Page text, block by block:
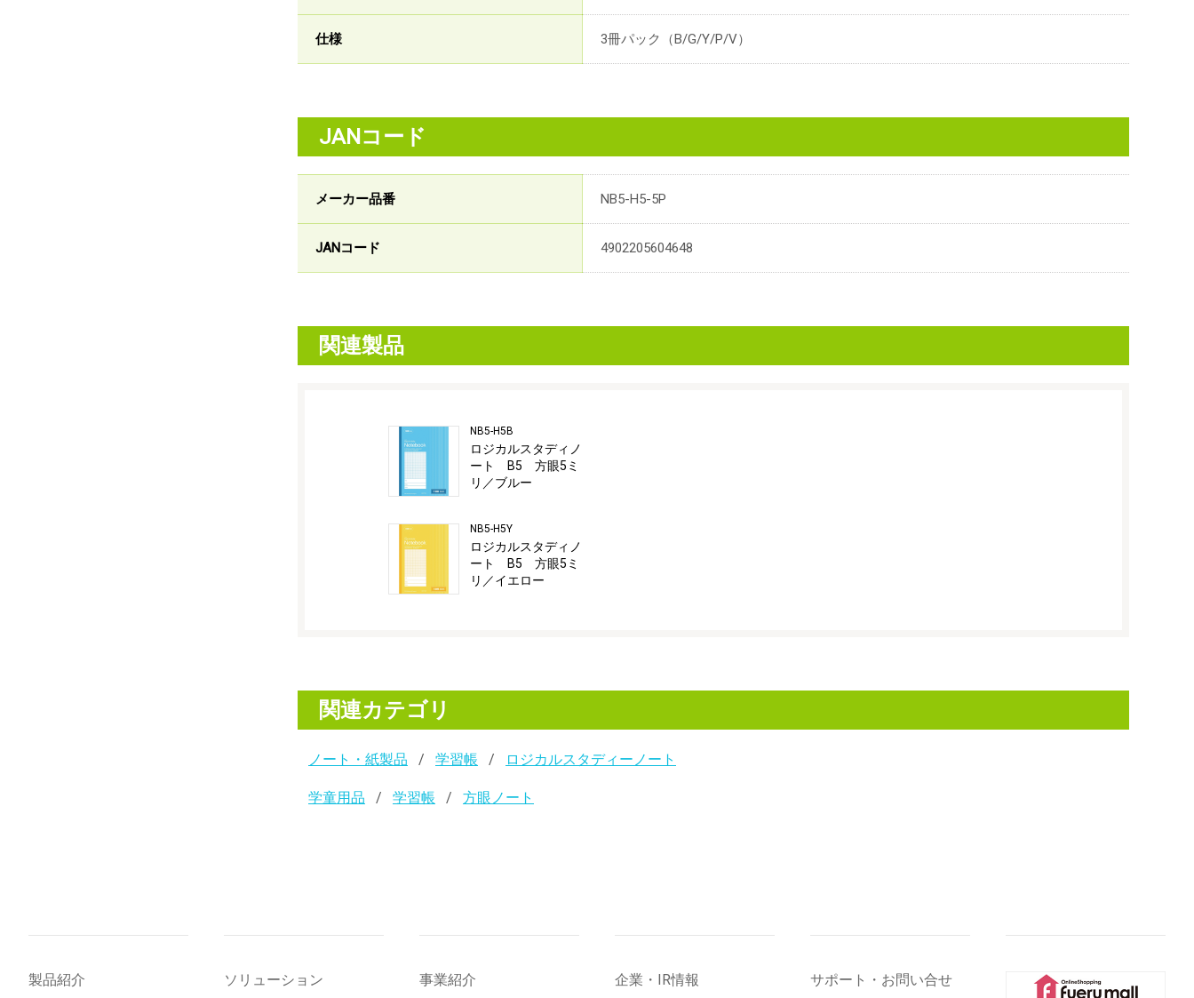
仕様 3冊パック（B/G/Y/P/V）
JANコード
メーカー品番 NB5-H5-5P
JANコード 4902205604648
関連製品
NB5-H5B
ロジカルスタディノ
ート B5 方眼5ミ
リ／ブルー
NB5-H5Y
ロジカルスタディノ
ート B5 方眼5ミ
リ／イエロー
関連カテゴリ
ノート・紙製品 学習帳 ロジカルスタディーノート
学童用品 学習帳 方眼ノート
製品紹介 ソリューション 事業紹介 企業・IR情報 サポート・お問い合せ